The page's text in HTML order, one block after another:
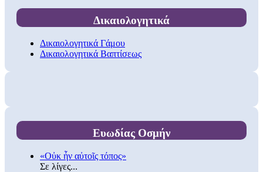
Δικαιολογητικά
Δικαιολογητικά Γάμου
Δικαιολογητικά Βαπτίσεως
Ευωδίας Οσμήν
«Οὐκ ἦν αὐτοῖς τόπος»
Σε λίγες...